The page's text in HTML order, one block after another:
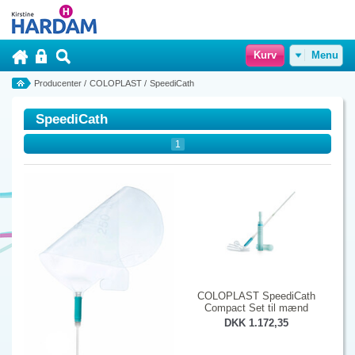
Kurv Menu
Producenter / COLOPLAST / SpeediCath
SpeediCath
1
COLOPLAST SpeediCath
Compact Set til mænd
DKK 1.172,35